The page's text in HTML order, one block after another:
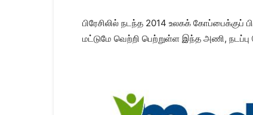
பிரேசிலில் நடந்த 2014 உலகக்
மட்டுமே வெற்றி பெற்றுள்ள இந்த அணி,